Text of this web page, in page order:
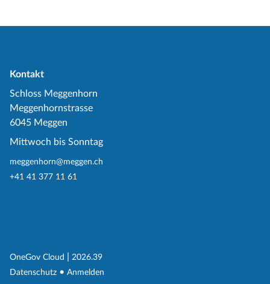
Kontakt
Schloss Meggenhorn
Meggenhornstrasse
6045 Meggen
Mittwoch bis Sonntag
meggenhorn@meggen.ch
+41 41 377 11 61
OneGov Cloud (External Link)
2026.39
Datenschutz (External Link)
Anmelden